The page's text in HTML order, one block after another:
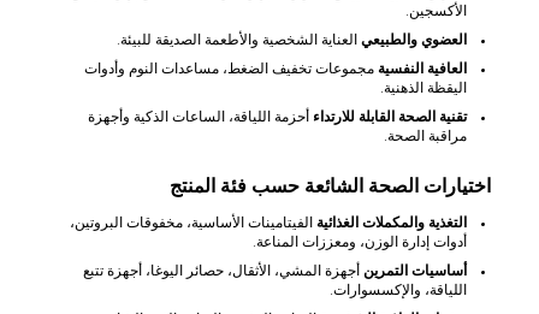
الأكسجين.
العضوي والطبيعي العناية الشخصية والأطعمة الصديقة للبيئة.
العافية النفسية مجموعات تخفيف الضغط، مساعدات النوم وأدوات
اليقظة الذهنية.
تقنية الصحة القابلة للارتداء أحزمة اللياقة، الساعات الذكية وأجهزة
مراقبة الصحة.
اختيارات الصحة الشائعة حسب فئة المنتج
التغذية والمكملات الغذائية الفيتامينات الأساسية، مخفوقات البروتين،
أدوات إدارة الوزن، ومعززات المناعة.
أساسيات التمرين أجهزة المشي، الأثقال، حصائر اليوغا، أجهزة تتبع
اللياقة، والإكسسوارات.